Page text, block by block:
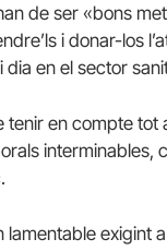
de ser «bons
i donar-los
en el sector
en compte tot
interminables,
exigint